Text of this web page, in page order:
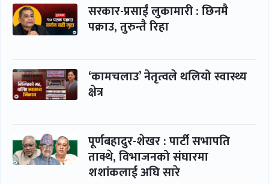
सरकार-प्रसाईं लुकामारी : छिनमै
पक्राउ, तुरुन्तै रिहा
‘कामचलाउ’ नेतृत्वले थलियो स्वास्थ्य
क्षेत्र
पूर्णबहादुर-शेखर : पार्टी सभापति
ताक्थे, विभाजनको संघारमा
शशांकलाई अघि सारे